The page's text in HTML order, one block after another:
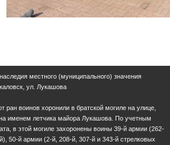
местного (муниципального) значения
ул. Лукашова
воинов хоронили в братской могиле на улице,
именем летчика майора Лукашова. По учетным
в этой могиле захоронены воины 39-й армии (262-
50-й армии (2-й, 208-й, 307-й и 343-й стрелковых